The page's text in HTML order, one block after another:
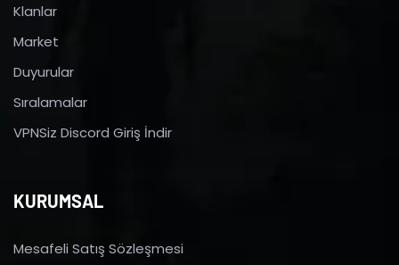
Klanlar
Market
Duyurular
Sıralamalar
VPNSiz Discord Giriş İndir
KURUMSAL
Mesafeli Satış Sözleşmesi